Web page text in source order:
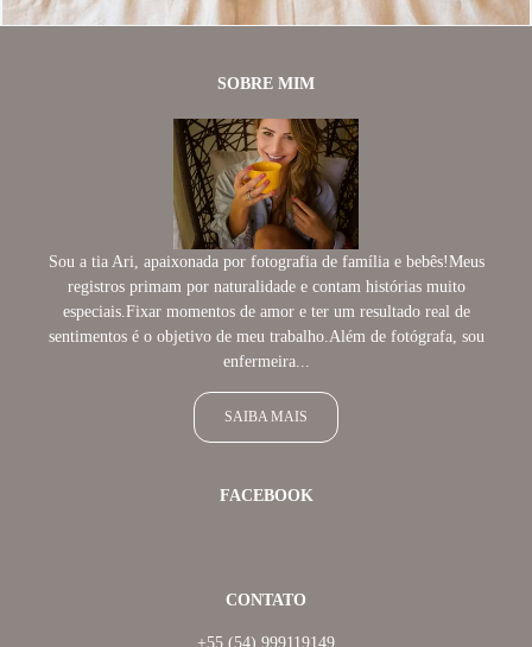
SOBRE MIM
Sou a tia Ari, apaixonada por fotografia de família e bebês!Meus
registros primam por naturalidade e contam histórias muito
especiais.Fixar momentos de amor e ter um resultado real de
sentimentos é o objetivo de meu trabalho.Além de fotógrafa, sou
enfermeira...
SAIBA MAIS
FACEBOOK
CONTATO
+55 (54) 999119149